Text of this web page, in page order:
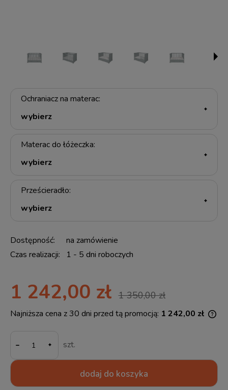
Ochraniacz na materac:
Materac do łóżeczka:
Prześcieradło:
Dostępność:
na zamówienie
Czas realizacji:
1 - 5 dni roboczych
1 242,00 zł 1 350,00 zł
Najniższa cena z 30 dni przed tą promocją: 1 242,00 zł
- szt.
dodaj do koszyka